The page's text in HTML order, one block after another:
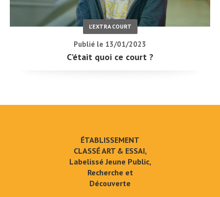
L'EXTRA COURT
Publié le 13/01/2023
C’était quoi ce court ?
ÉTABLISSEMENT
CLASSÉ ART & ESSAI,
Labelissé Jeune Public,
Recherche et
Découverte